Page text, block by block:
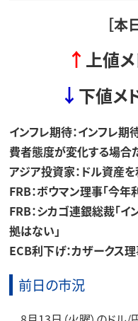
［本
↑ 上値
↓ 下値メ
インフレ期待：インフレ
費者態度が変化する場合
アジア投資家：ドル資産
FRB：ボウマン理事「今
FRB：シカゴ連銀総裁「
拠はない」
ECB利下げ：カザークス
前日の市況